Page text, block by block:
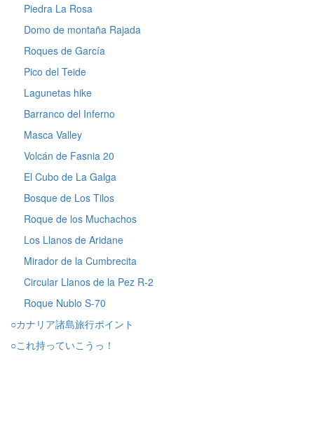
Piedra La Rosa
Domo de montaña Rajada
Roques de García
Pico del Teide
Lagunetas hike
Barranco del Inferno
Masca Valley
Volcán de Fasnia 20
El Cubo de La Galga
Bosque de Los Tilos
Roque de los Muchachos
Los Llanos de Aridane
Mirador de la Cumbrecita
Circular Llanos de la Pez R-2
Roque Nublo S-70
○カナリア諸島旅行ポイント
○これ持っていこうっ！